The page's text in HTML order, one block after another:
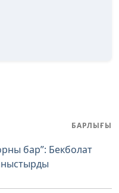
БАРЛЫҒЫ
бар”: Бекболат